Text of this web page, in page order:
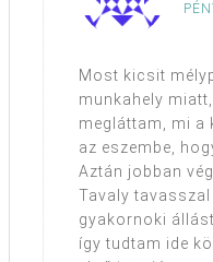
Most kicsit
munkahely
megláttam, mi a
az eszembe,
Aztán jobban
Tavaly
gyakornoki
így tudtam ide